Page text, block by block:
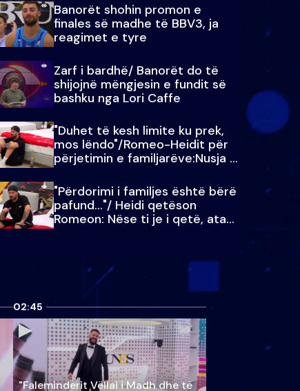
Banorët shohin promon e
finales së madhe të BBV3, ja
reagimet e tyre
Zarf i bardhë/ Banorët do të
shijojnë mëngjesin e fundit së
bashku nga Lori Caffe
"Duhet të kesh limite ku prek,
mos lëndo"/Romeo-Heidit për
përjetimin e familjarëve:Nusja e
Julit…
"Përdorimi i familjes është bërë
pafund…"/ Heidi qetëson
Romeon: Nëse ti je i qetë, ata
qetësohen
02:45
"Faleminderit Vëllai i Madh dhe të